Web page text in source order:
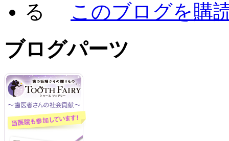
このブログを購
ブログパーツ